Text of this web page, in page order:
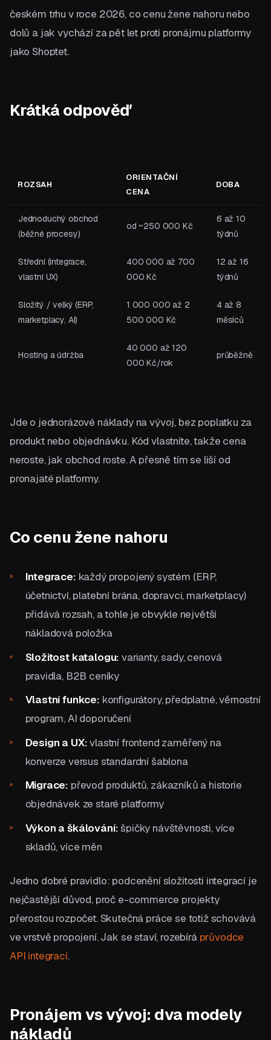
českém trhu v roce 2026, co cenu žene nahoru nebo
dolů a jak vychází za pět let proti pronájmu platformy
jako Shoptet.
Krátká odpověď
ROZSAH
ORIENTAČNÍ
CENA
DOBA
Jednoduchý obchod
(běžné procesy)
od ~250 000 Kč
6 až 10
týdnů
Střední (integrace,
vlastní UX)
400 000 až 700
000 Kč
12 až 16
týdnů
Složitý / velký (ERP,
marketplacy, AI)
1 000 000 až 2
500 000 Kč
4 až 8
měsíců
Hosting a údržba
40 000 až 120
000 Kč/rok
průběžně
Jde o jednorázové náklady na vývoj, bez poplatku za
produkt nebo objednávku. Kód vlastníte, takže cena
neroste, jak obchod roste. A přesně tím se liší od
pronajaté platformy.
Co cenu žene nahoru
Integrace: každý propojený systém (ERP,
účetnictví, platební brána, dopravci, marketplacy)
přidává rozsah, a tohle je obvykle největší
nákladová položka
Složitost katalogu: varianty, sady, cenová
pravidla, B2B ceníky
Vlastní funkce: konfigurátory, předplatné, věrnostní
program, AI doporučení
Design a UX:vlastní frontend zaměřený na
konverze versus standardní šablona
Migrace: převod produktů, zákazníků a historie
objednávek ze staré platformy
Výkon a škálování:špičky návštěvnosti, více
skladů, více měn
Jedno dobré pravidlo: podcenění složitosti integrací je
nejčastější důvod, proč e-commerce projekty
přerostou rozpočet. Skutečná práce se totiž schovává
ve vrstvě propojení. Jak se staví, rozebírá průvodce
API integrací.
Pronájem vs vývoj: dva modely
nákladů